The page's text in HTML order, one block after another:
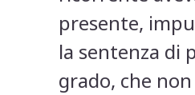
presente,
la sentenza di
grado, che